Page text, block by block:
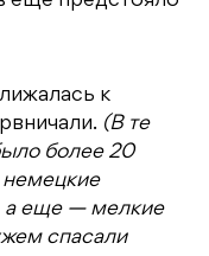
к
(В те
более 20
немецкие
а еще — мелкие
спасали